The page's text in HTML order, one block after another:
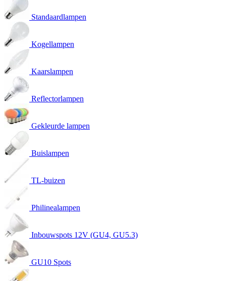
Standaardlampen
Kogellampen
Kaarslampen
Reflectorlampen
Gekleurde lampen
Buislampen
TL-buizen
Philinealampen
Inbouwspots 12V (GU4, GU5.3)
GU10 Spots